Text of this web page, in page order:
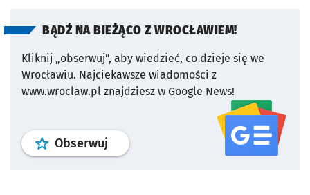
BĄDŹ NA BIEŻĄCO Z WROCŁAWIEM!
Kliknij „obserwuj”, aby wiedzieć, co dzieje się we
Wrocławiu. Najciekawsze wiadomości z
www.wroclaw.pl znajdziesz w Google News!
Obserwuj profil serwisu